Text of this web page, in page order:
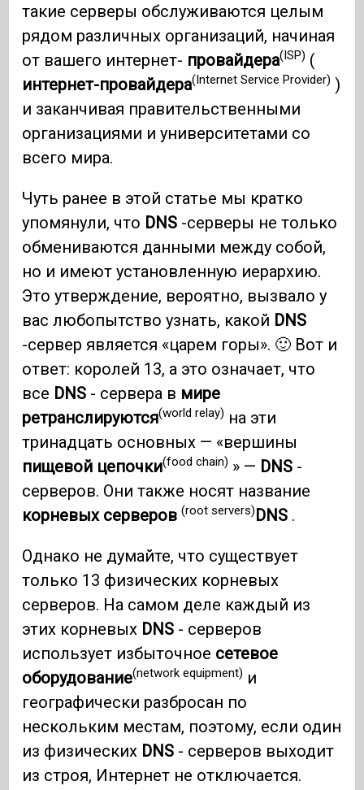
такие серверы обслуживаются целым
рядом различных организаций, начиная
от вашего интернет- провайдера(ISP) (
интернет-провайдера(Internet Service Provider) )
и заканчивая правительственными
организациями и университетами со
всего мира.
Чуть ранее в этой статье мы кратко
упомянули, что DNS -серверы не только
обмениваются данными между собой,
но и имеют установленную иерархию.
Это утверждение, вероятно, вызвало у
вас любопытство узнать, какой DNS
-сервер является «царем горы». 🙂 Вот и
ответ: королей 13, а это означает, что
все DNS - сервера в мире
ретранслируются(world relay) на эти
тринадцать основных — «вершины
пищевой цепочки(food chain) » — DNS -
серверов. Они также носят название
корневых серверов(root servers)DNS .
Однако не думайте, что существует
только 13 физических корневых
серверов. На самом деле каждый из
этих корневых DNS - серверов
использует избыточное сетевое
оборудование(network equipment) и
географически разбросан по
нескольким местам, поэтому, если один
из физических DNS - серверов выходит
из строя, Интернет не отключается.